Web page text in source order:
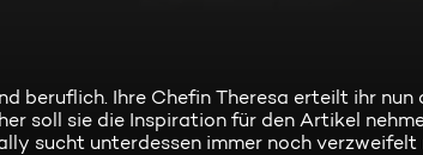
beruflich. Ihre Chefin Theresa erteilt ihr nun
soll sie die Inspiration für den Artikel
sucht unterdessen immer noch verzweifelt